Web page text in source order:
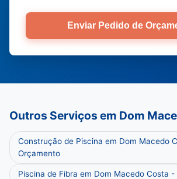
Enviar Pedido de
Outros Serviços em Dom
Construção de Piscina em Dom Macedo
Orçamento
Piscina de Fibra em Dom Macedo Costa